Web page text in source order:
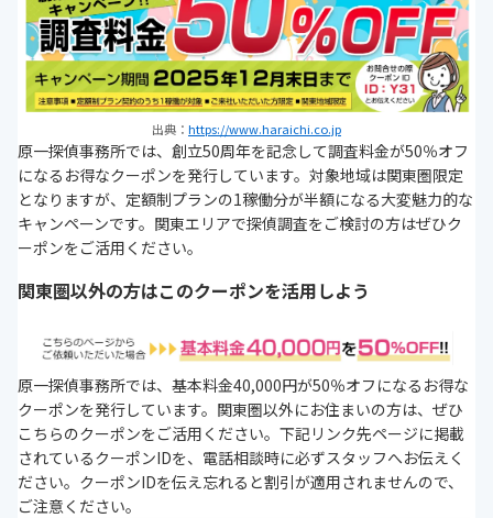
出典： https://www.haraichi.co.jp
原一探偵事務所では、創立50周年を記念して調査料金が50％オフ
になるお得なクーポンを発行しています。対象地域は関東圏限定
となりますが、定額制プランの1稼働分が半額になる大変魅力的な
キャンペーンです。関東エリアで探偵調査をご検討の方はぜひク
ーポンをご活用ください。
関東圏以外の方はこのクーポンを活用しよう
原一探偵事務所では、基本料金40,000円が50％オフになるお得な
クーポンを発行しています。関東圏以外にお住まいの方は、ぜひ
こちらのクーポンをご活用ください。下記リンク先ページに掲載
されているクーポンIDを、電話相談時に必ずスタッフへお伝えく
ださい。クーポンIDを伝え忘れると割引が適用されませんので、
ご注意ください。